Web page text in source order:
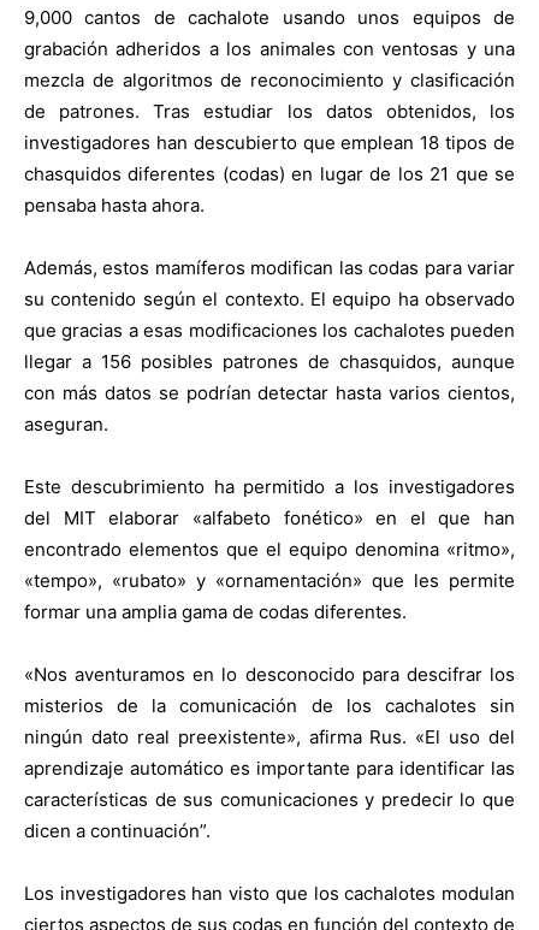
9,000 cantos de cachalote usando unos equipos de
grabación adheridos a los animales con ventosas y una
mezcla de algoritmos de reconocimiento y clasificación
de patrones. Tras estudiar los datos obtenidos, los
investigadores han descubierto que emplean 18 tipos de
chasquidos diferentes (codas) en lugar de los 21 que se
pensaba hasta ahora.
Además, estos mamíferos modifican las codas para variar
su contenido según el contexto. El equipo ha observado
que gracias a esas modificaciones los cachalotes pueden
llegar a 156 posibles patrones de chasquidos, aunque
con más datos se podrían detectar hasta varios cientos,
aseguran.
Este descubrimiento ha permitido a los investigadores
del MIT elaborar «alfabeto fonético» en el que han
encontrado elementos que el equipo denomina «ritmo»,
«tempo», «rubato» y «ornamentación» que les permite
formar una amplia gama de codas diferentes.
«Nos aventuramos en lo desconocido para descifrar los
misterios de la comunicación de los cachalotes sin
ningún dato real preexistente», afirma Rus. «El uso del
aprendizaje automático es importante para identificar las
características de sus comunicaciones y predecir lo que
dicen a continuación”.
Los investigadores han visto que los cachalotes modulan
ciertos aspectos de sus codas en función del contexto de